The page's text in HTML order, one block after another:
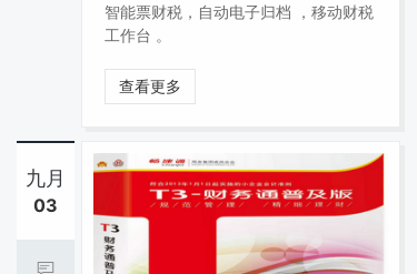
智能票财税，自动电子归档 ，移动财税
工作台 。
查看更多
九月
03